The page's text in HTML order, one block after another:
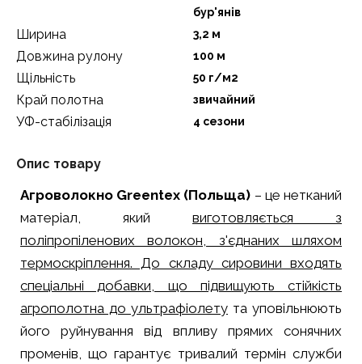
бур'янів
Ширина 3,2 м
Довжина рулону 100 м
Щільність 50 г/м2
Край полотна звичайний
УФ-стабілізація 4 сезони
Опис товару
Агроволокно Greentex (Польща) – це нетканий
матеріал, який виготовляється з
поліпропіленових волокон, з'єднаних шляхом
термоскріплення. До складу сировини входять
спеціальні добавки, що підвищують стійкість
агрополотна до ультрафіолету та уповільнюють
його руйнування від впливу прямих сонячних
променів, що гарантує тривалий термін служби